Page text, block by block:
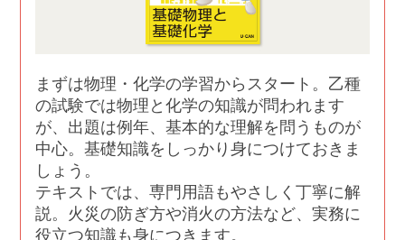
まずは物理・化学の学習からスタート。乙種
の試験では物理と化学の知識が問われます
が、出題は例年、基本的な理解を問うものが
中心。基礎知識をしっかり身につけておきま
しょう。
テキストでは、専門用語もやさしく丁寧に解
説。火災の防ぎ方や消火の方法など、実務に
役立つ知識も身につきます。